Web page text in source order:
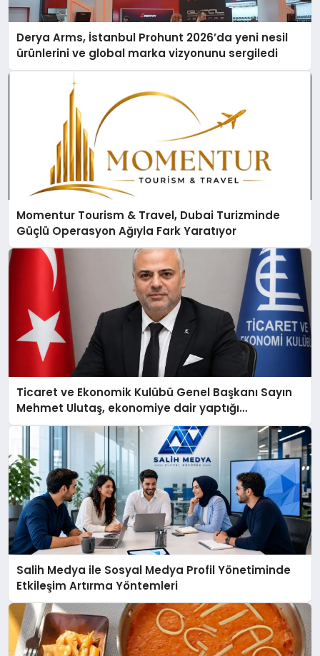
Derya Arms, İstanbul Prohunt 2026’da yeni nesil
ürünlerini ve global marka vizyonunu sergiledi
Momentur Tourism & Travel, Dubai Turizminde
Güçlü Operasyon Ağıyla Fark Yaratıyor
Ticaret ve Ekonomik Kulübü Genel Başkanı Sayın
Mehmet Ulutaş, ekonomiye dair yaptığı
açıklamada şunları kaydetti:
Salih Medya ile Sosyal Medya Profil Yönetiminde
Etkileşim Artırma Yöntemleri